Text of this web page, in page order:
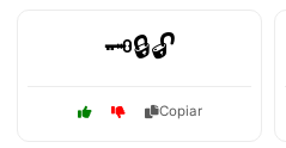
🗝️🔒🔓
Copiar